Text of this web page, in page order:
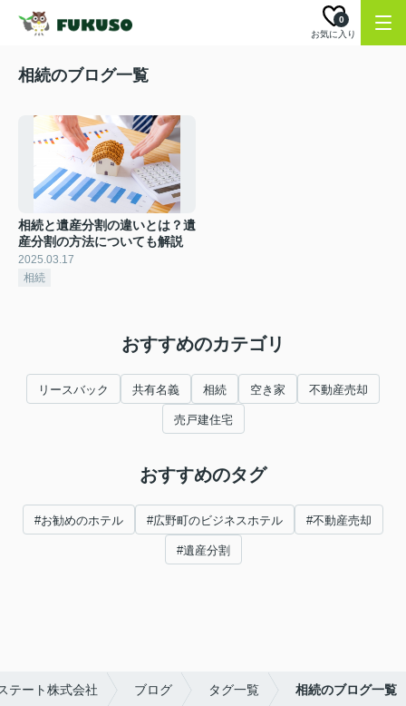
お気に入り
0
相続のブログ一覧
相続と遺産分割の違いとは？遺
産分割の方法についても解説
2025.03.17
相続
おすすめのカテゴリ
リースバック 共有名義 相続 空き家 不動産売却
売戸建住宅
おすすめのタグ
#お勧めのホテル #広野町のビジネスホテル #不動産売却
#遺産分割
テート株式会社 ブログ タグ一覧 相続のブログ一覧